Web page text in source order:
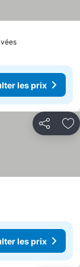
les prix
Partager
les prix